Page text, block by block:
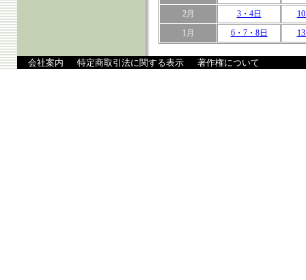
2月
3・4日
1月
6・7・8日
会社案内 特定商取引法に関する表示 著作権について